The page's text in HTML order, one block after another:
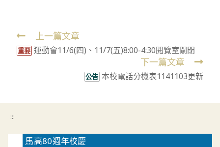
Read
more
上一篇文章
重要 運動會11/6(四)、11/7(五)8:00-4:30閱覽室關閉
下一篇文章
公告 本校電話分機表1141103更新
:::
馬高80週年校慶